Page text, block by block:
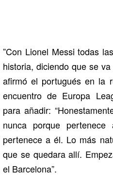
”Con Lionel Messi todas
historia, diciendo que se
afirmó el portugués en la
encuentro de Europa
para añadir:
nunca porque
pertenece a él. Lo más
que se quedara allí.
el Barcelona”.